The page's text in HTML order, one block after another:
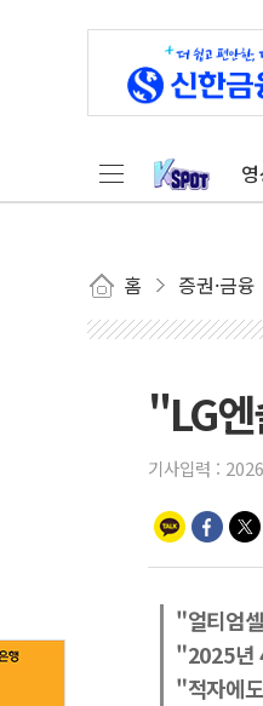
홈 증권·금융
"LG
기사입력 :
"얼티엄
"2025년
"적자에